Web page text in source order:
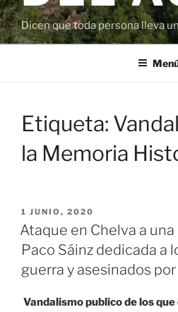
Dicen que toda persona lleva
Etiqueta:
la Memoria
PUBLICADO
EL
1 JUNIO, 2020
Ataque en Chelva a
Paco Sáinz dedicada a
guerra y asesinados
Vandalismo publico de los